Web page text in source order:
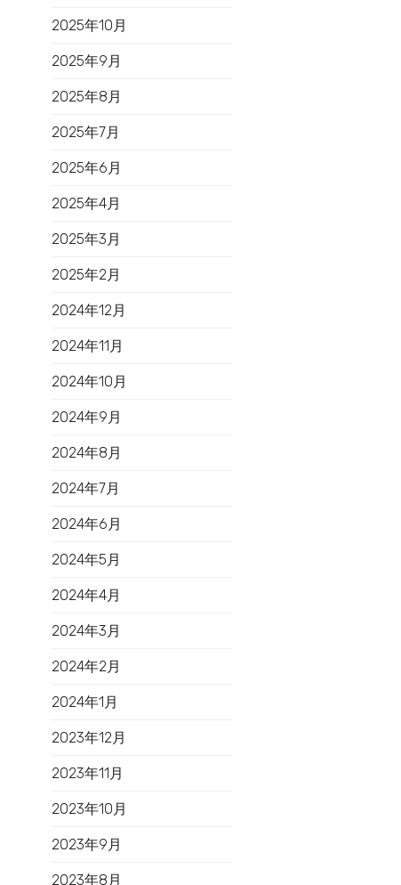
2025年10月
2025年9月
2025年8月
2025年7月
2025年6月
2025年4月
2025年3月
2025年2月
2024年12月
2024年11月
2024年10月
2024年9月
2024年8月
2024年7月
2024年6月
2024年5月
2024年4月
2024年3月
2024年2月
2024年1月
2023年12月
2023年11月
2023年10月
2023年9月
2023年8月